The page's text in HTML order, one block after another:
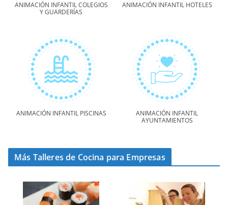
ANIMACIÓN INFANTIL COLEGIOS
Y GUARDERÍAS
ANIMACIÓN INFANTIL HOTELES
ANIMACIÓN INFANTIL PISCINAS
ANIMACIÓN INFANTIL
AYUNTAMIENTOS
Más Talleres de Cocina para Empresas